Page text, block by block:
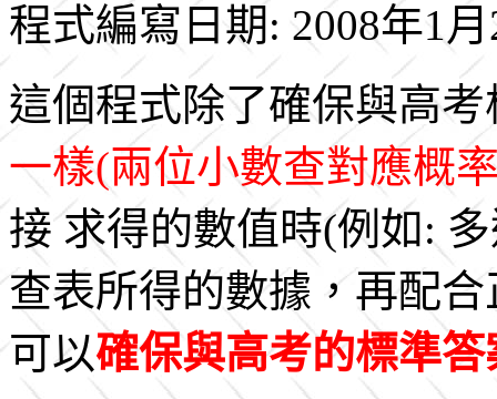
程式編寫日期: 2008年1
這個程式除了確保與高
一樣(兩位小數查對應概
接 求得的數值時(例如:
查表所得的數據，再配
可以確保與高考的標準